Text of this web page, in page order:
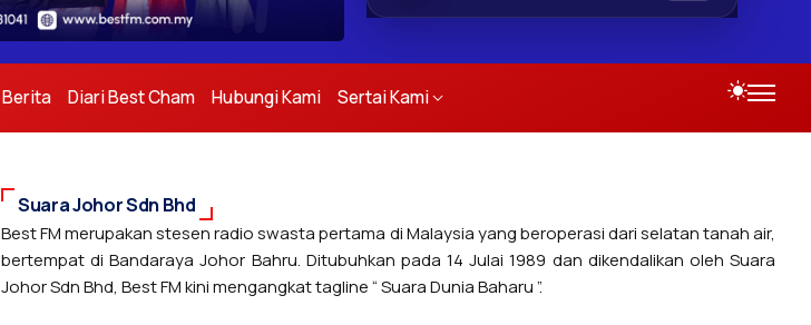
Berita Diari Best Cham Hubungi Kami Sertai Kami
Suara Johor Sdn Bhd
Best FM merupakan stesen radio swasta pertama di Malaysia yang beroperasi dari selatan tanah air,
bertempat di Bandaraya Johor Bahru. Ditubuhkan pada 14 Julai 1989 dan dikendalikan oleh Suara
Johor Sdn Bhd, Best FM kini mengangkat tagline “ Suara Dunia Baharu ”.